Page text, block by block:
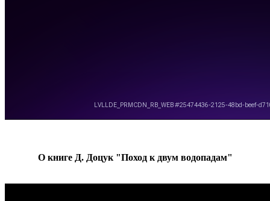
О книге Д. Доцук "Поход к двум водопадам"